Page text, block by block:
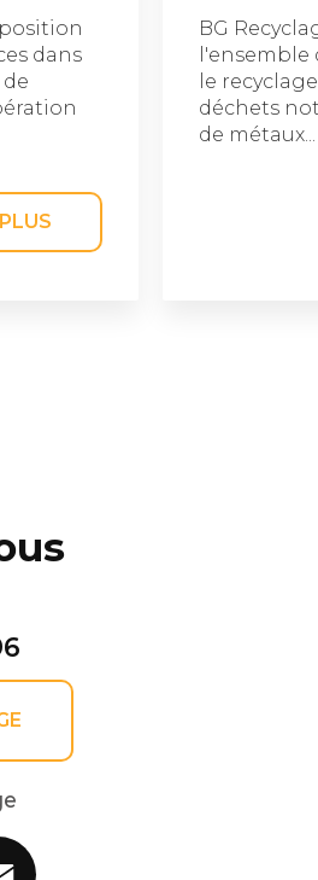
dans
BG
l'ensemble
le
déchets
de métaux...